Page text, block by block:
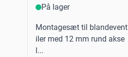
På lager
Montagesæt til blandevent
iler med 12 mm rund akse
l...